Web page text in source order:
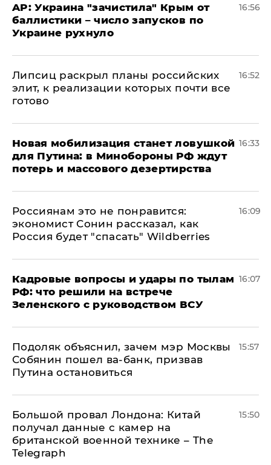
AP: Украина "зачистила" Крым от
баллистики – число запусков по
Украине рухнуло
16:56
Липсиц раскрыл планы российских
элит, к реализации которых почти все
готово
16:52
​Новая мобилизация станет ловушкой
для Путина: в Минобороны РФ ждут
потерь и массового дезертирства
16:33
Россиянам это не понравится:
экономист Сонин рассказал, как
Россия будет "спасать" Wildberries
16:09
Кадровые вопросы и удары по тылам
РФ: что решили на встрече
Зеленского с руководством ВСУ
16:07
Подоляк объяснил, зачем мэр Москвы
Собянин пошел ва-банк, призвав
Путина остановиться
15:57
Большой провал Лондона: Китай
получал данные с камер на
британской военной технике – The
Telegraph
15:50